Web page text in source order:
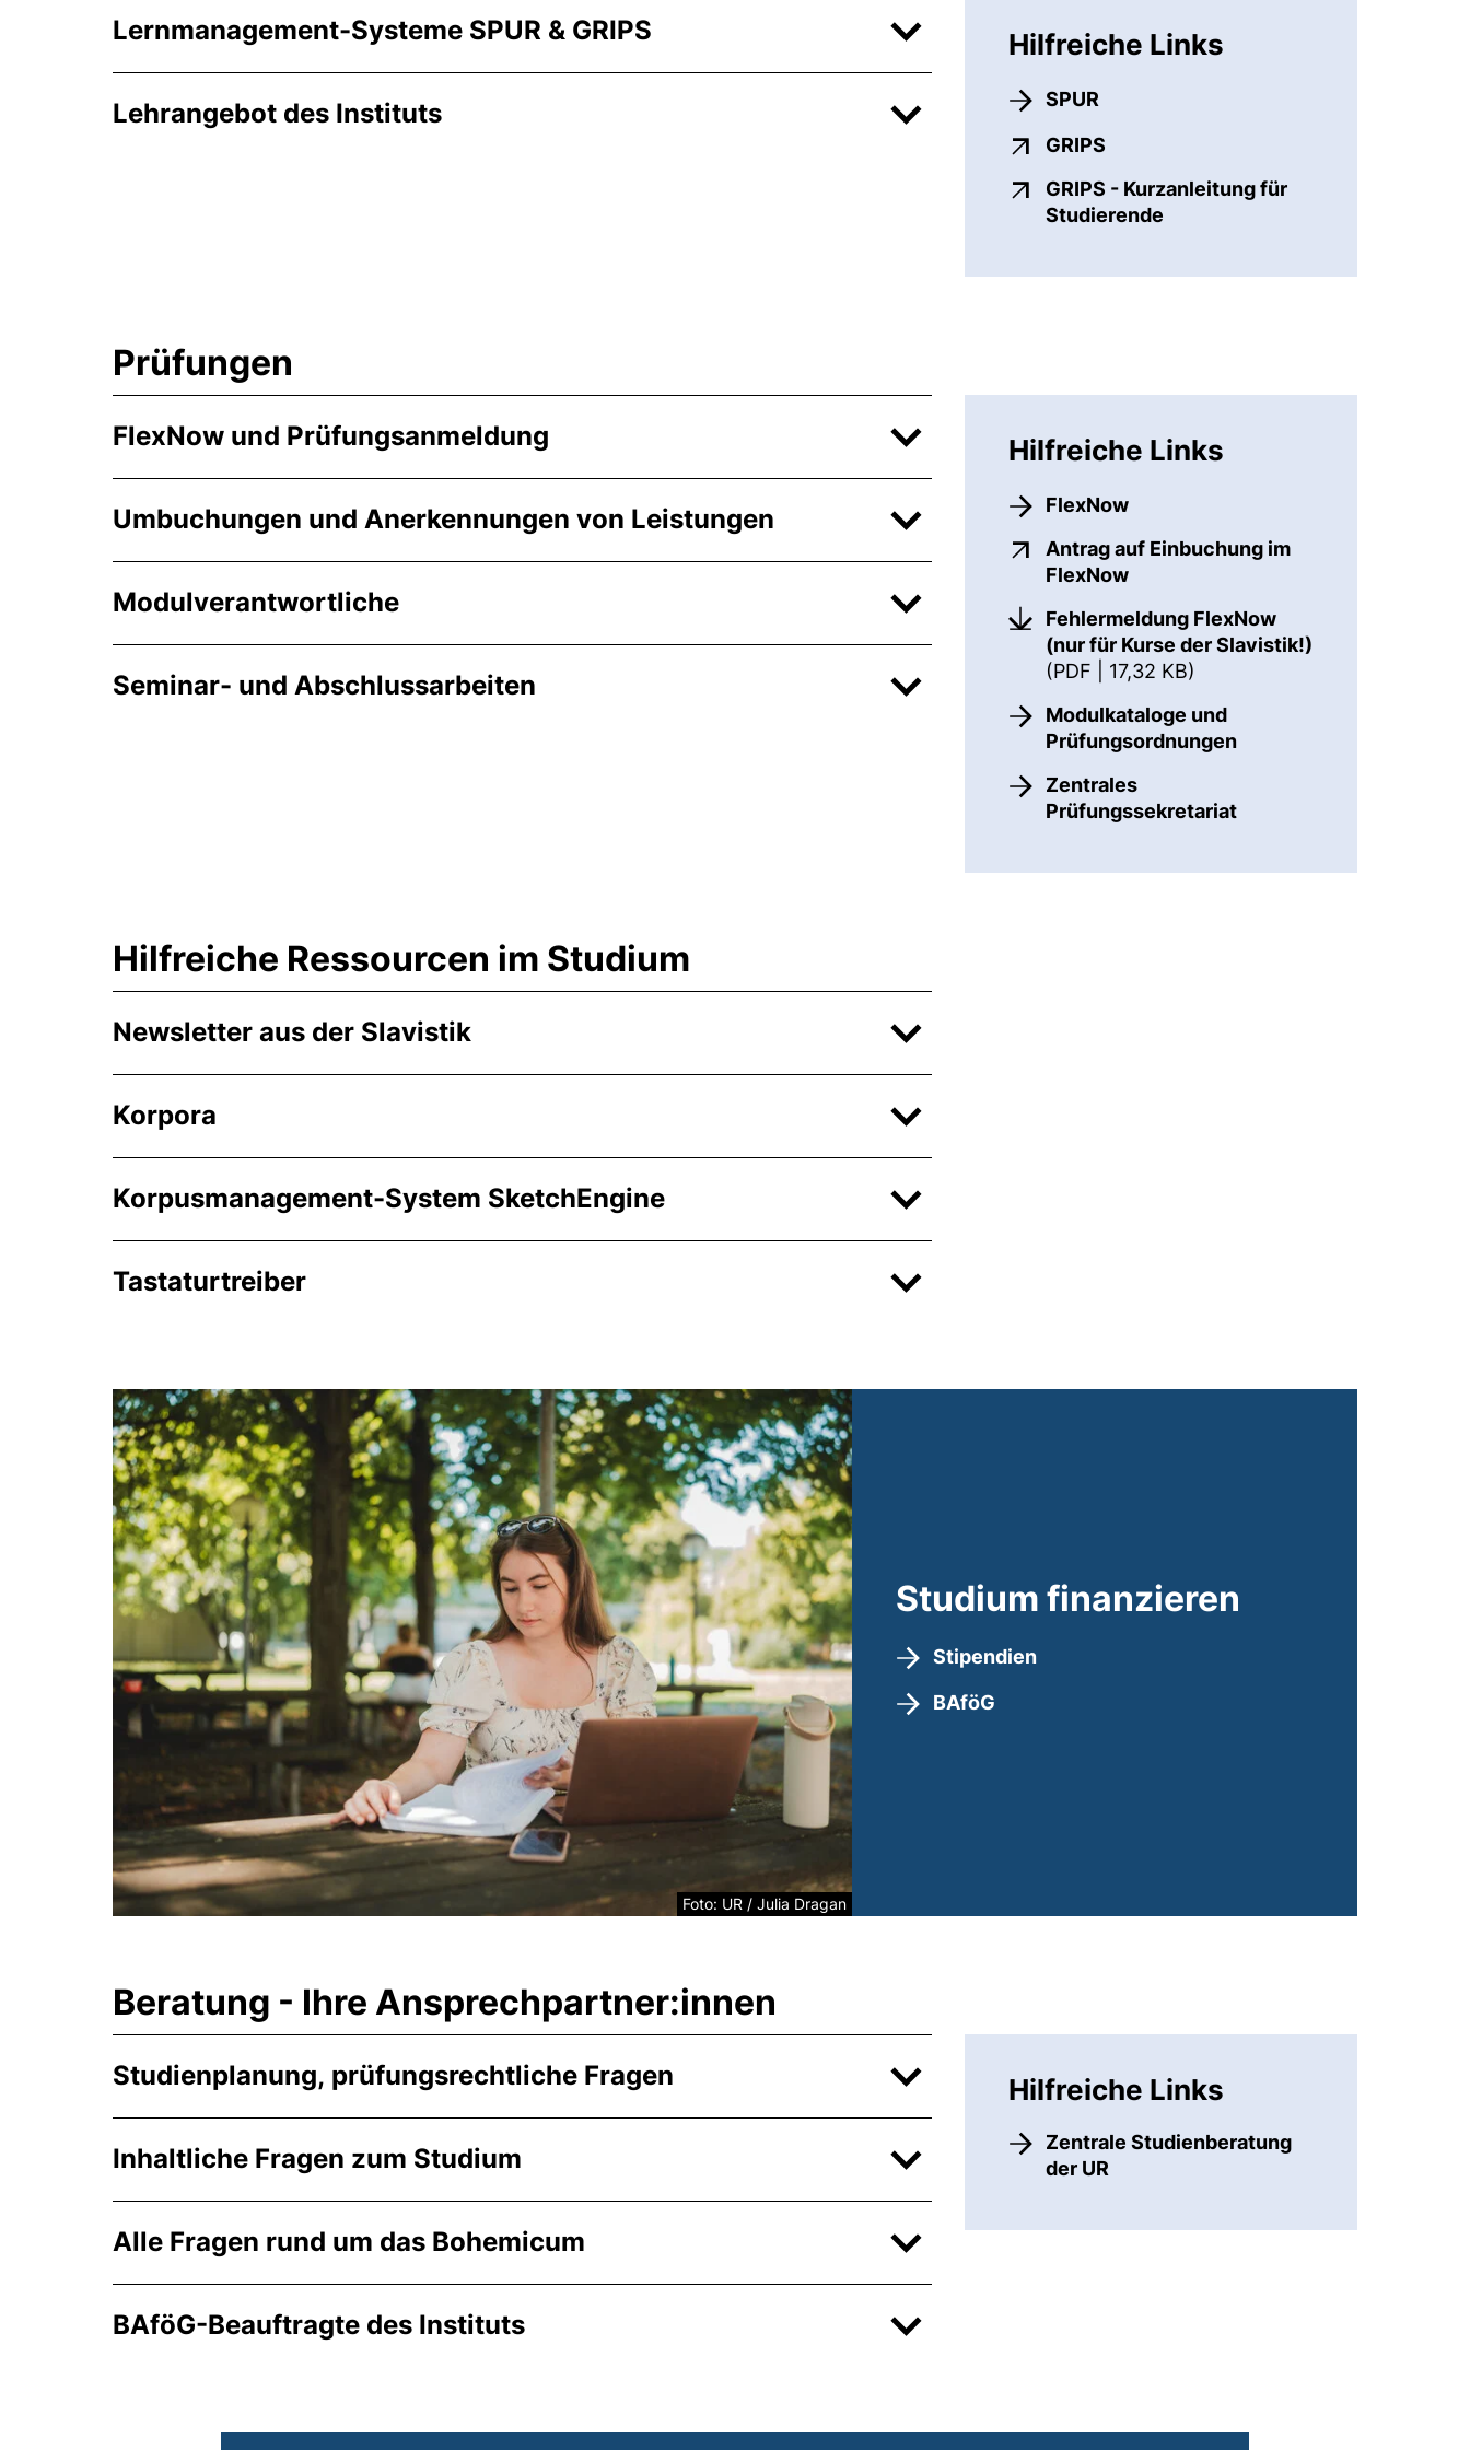
Lernmanagement-Systeme SPUR & GRIPS
Lehrangebot des Instituts
Hilfreiche Links
SPUR
GRIPS(externer Link, öffnet neues Fenster)
GRIPS - Kurzanleitung für
Studierende(externer Link, öffnet neues
Prüfungen
FlexNow und Prüfungsanmeldung
Umbuchungen und Anerkennungen von Leistungen
Modulverantwortliche
Seminar- und Abschlussarbeiten
Hilfreiche Links
FlexNow
Antrag auf Einbuchung im
FlexNow(externer Link, öffnet neues
Fehlermeldung FlexNow
(nur für Kurse der Slavistik!)
(PDF | 17,32 KB)
Modulkataloge und
Prüfungsordnungen
Zentrales
Prüfungssekretariat
Hilfreiche Ressourcen im Studium
Newsletter aus der Slavistik
Korpora
Korpusmanagement-System SketchEngine
Tastaturtreiber
Studium finanzieren
Stipendien
BAföG
Foto: UR / Julia Dragan
Beratung - Ihre Ansprechpartner:innen
Studienplanung, prüfungsrechtliche Fragen
Inhaltliche Fragen zum Studium
Alle Fragen rund um das Bohemicum
BAföG-Beauftragte des Instituts
Hilfreiche Links
Zentrale Studienberatung
der UR